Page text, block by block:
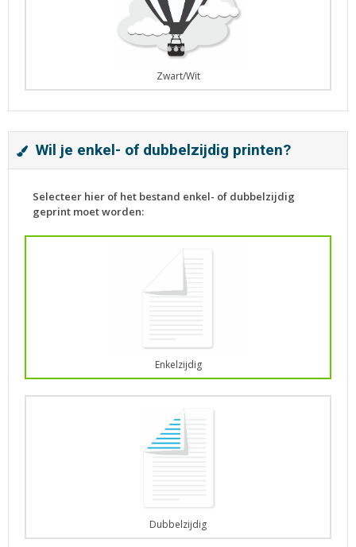
Zwart/Wit
Wil je enkel- of dubbelzijdig printen?
Selecteer hier of het bestand enkel- of dubbelzijdig
geprint moet worden:
Enkelzijdig
Dubbelzijdig